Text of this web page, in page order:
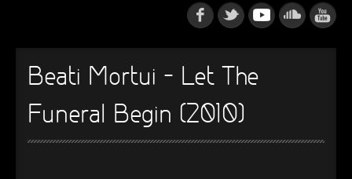
Beati Mortui – Let The
Funeral Begin (2010)